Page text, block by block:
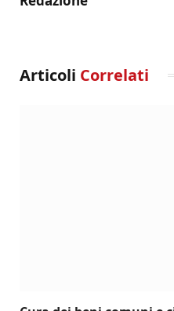
Articoli Correlati